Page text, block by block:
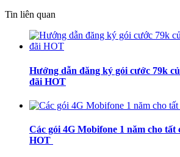
Tin liên quan
Hướng dẫn đăng ký gói cước 79k
đãi HOT
Các gói 4G Mobifone 1 năm cho tất
HOT